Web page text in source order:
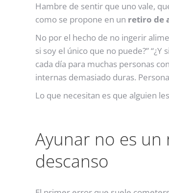
Hambre de sentir que uno vale,
como se propone en un retiro de
No por el hecho de no ingerir
si soy el único que no puede?”
cada día para muchas personas
internas demasiado duras.
Lo que necesitan es que alguien
Ayunar no es
descanso